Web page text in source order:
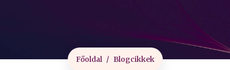
Főoldal Blogcikkek